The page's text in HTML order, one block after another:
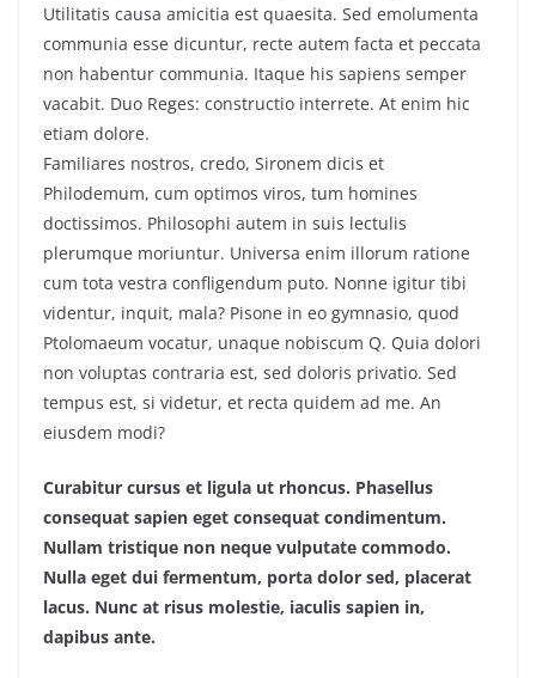
Utilitatis causa amicitia est quaesita. Sed emolumenta
communia esse dicuntur, recte autem facta et peccata
non habentur communia. Itaque his sapiens semper
vacabit. Duo Reges: constructio interrete. At enim hic
etiam dolore.
Familiares nostros, credo, Sironem dicis et
Philodemum, cum optimos viros, tum homines
doctissimos. Philosophi autem in suis lectulis
plerumque moriuntur. Universa enim illorum ratione
cum tota vestra confligendum puto. Nonne igitur tibi
videntur, inquit, mala? Pisone in eo gymnasio, quod
Ptolomaeum vocatur, unaque nobiscum Q. Quia dolori
non voluptas contraria est, sed doloris privatio. Sed
tempus est, si videtur, et recta quidem ad me. An
eiusdem modi?
Curabitur cursus et ligula ut rhoncus. Phasellus
consequat sapien eget consequat condimentum.
Nullam tristique non neque vulputate commodo.
Nulla eget dui fermentum, porta dolor sed, placerat
lacus. Nunc at risus molestie, iaculis sapien in,
dapibus ante.